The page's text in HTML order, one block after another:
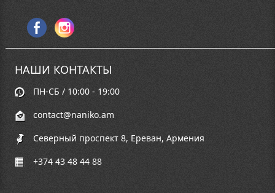
НАШИ КОНТАКТЫ
ПН-СБ / 10:00 - 19:00
contact@naniko.am
Северный проспект 8, Ереван, Армения
+374 43 48 44 88